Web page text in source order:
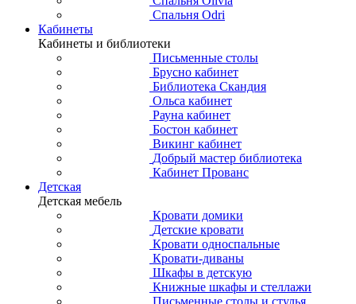
Спальня Odri
Кабинеты
Кабинеты и библиотеки
Письменные столы
Брусно кабинет
Библиотека Скандия
Ольса кабинет
Рауна кабинет
Бостон кабинет
Викинг кабинет
Добрый мастер библиотека
Кабинет Прованс
Детская
Детская мебель
Кровати домики
Детские кровати
Кровати односпальные
Кровати-диваны
Шкафы в детскую
Книжные шкафы и стеллажи
Письменные столы и стулья